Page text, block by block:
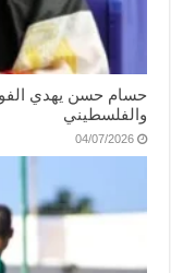
حسام حسن يهدي
والفلسطيني
04/07/2026